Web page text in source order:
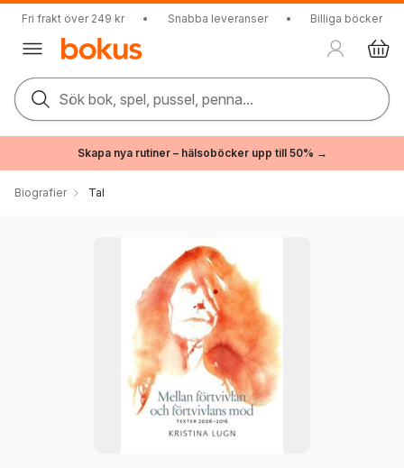
Fri frakt över 249 kr • Snabba leveranser • Billiga böcker
Sök bok, spel, pussel, penna...
Skapa nya rutiner – hälsoböcker upp till 50% →
Biografier Tal